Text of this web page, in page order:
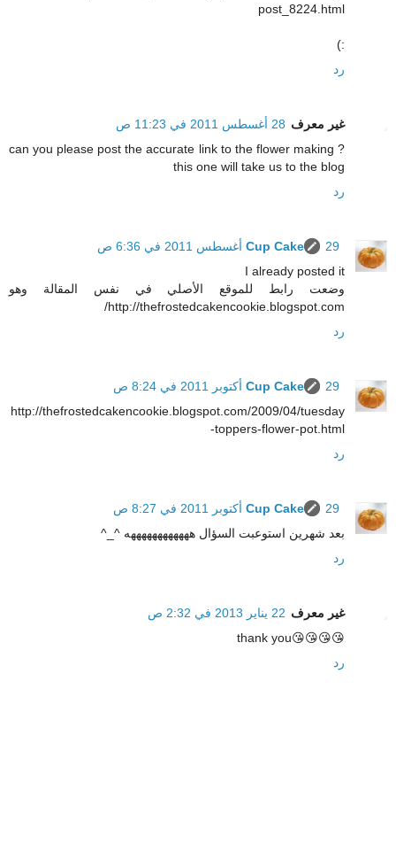
post_8224.html
:)
رد
غير معرف 28 أغسطس 2011 في 11:23 ص
can you please post the accurate link to the flower making ?
this one will take us to the blog
رد
Cup Cake
29 أغسطس 2011 في 6:36 ص
I already posted it
وضعت رابط للموقع الأصلي في نفس المقالة وهو
http://thefrostedcakencookie.blogspot.com/
رد
Cup Cake
29 أكتوبر 2011 في 8:24 ص
http://thefrostedcakencookie.blogspot.com/2009/04/tuesday
-toppers-flower-pot.html
رد
Cup Cake
29 أكتوبر 2011 في 8:27 ص
بعد شهرين استوعبت السؤال ههههههههههههه ^_^
رد
غير معرف 22 يناير 2013 في 2:32 ص
😘😘😘😘thank you
رد